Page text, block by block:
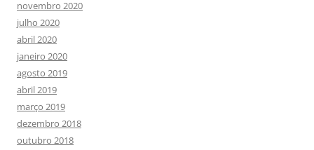
novembro 2020
julho 2020
abril 2020
janeiro 2020
agosto 2019
abril 2019
março 2019
dezembro 2018
outubro 2018